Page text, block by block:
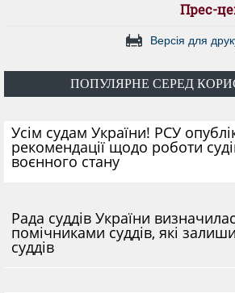
Прес-
Версія для
ПОПУЛЯРНЕ СЕРЕД
​Усім судам України! РСУ
рекомендації щодо роботи
воєнного стану
Рада суддів України
помічниками суддів, які
суддів